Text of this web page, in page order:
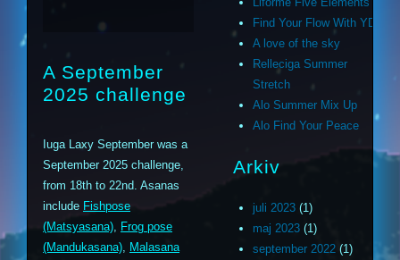
A September
2025 challenge
Iuga Laxy September was a
September 2025 challenge,
from 18th to 22nd. Asanas
include Fishpose
(Matsyasana)
Frog pose
(Mandukasana)
Malasana
Find Your Flow With YD
A love of the sky
Relleciga Summer
Stretch
Alo Summer Mix Up
Alo Find Your Peace
Arkiv
juli 2023 (1)
maj 2023 (1)
september 2022 (1)